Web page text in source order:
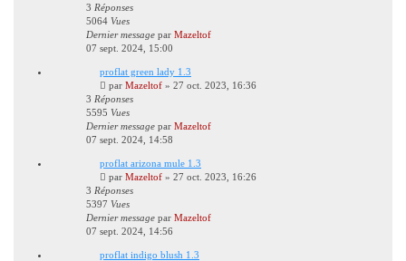
3 Réponses
5064 Vues
Dernier message par Mazeltof
07 sept. 2024, 15:00
proflat green lady 1.3
par Mazeltof » 27 oct. 2023, 16:36
3 Réponses
5595 Vues
Dernier message par Mazeltof
07 sept. 2024, 14:58
proflat arizona mule 1.3
par Mazeltof » 27 oct. 2023, 16:26
3 Réponses
5397 Vues
Dernier message par Mazeltof
07 sept. 2024, 14:56
proflat indigo blush 1.3